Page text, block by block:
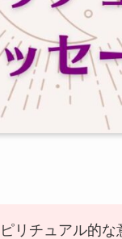
リチュアル的な